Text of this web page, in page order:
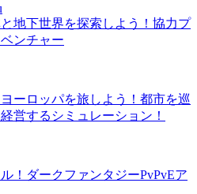
地下世界を探索しよう！協力プ
ンチャー
ーロッパを旅しよう！都市を巡
営するシミュレーション！
！ダークファンタジーPvPvEア